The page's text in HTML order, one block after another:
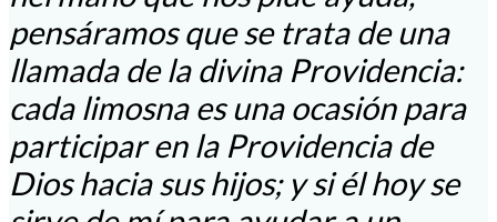
pensáramos que se trata de una
llamada de la divina Providencia:
cada limosna es una ocasión para
participar en la Providencia de
Dios hacia sus hijos; y si él hoy se